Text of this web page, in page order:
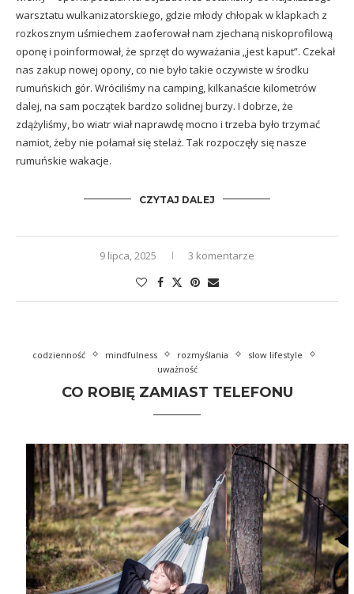
warsztatu wulkanizatorskiego, gdzie młody chłopak w klapkach z
rozkosznym uśmiechem zaoferował nam zjechaną niskoprofilową
oponę i poinformował, że sprzęt do wyważania „jest kaput”. Czekał
nas zakup nowej opony, co nie było takie oczywiste w środku
rumuńskich gór. Wróciliśmy na camping, kilkanaście kilometrów
dalej, na sam początek bardzo solidnej burzy. I dobrze, że
zdążyliśmy, bo wiatr wiał naprawdę mocno i trzeba było trzymać
namiot, żeby nie połamał się stelaż. Tak rozpoczęły się nasze
rumuńskie wakacje.
CZYTAJ DALEJ
9 lipca, 2025 3 komentarze
codzienność mindfulness rozmyślania
slow lifestyle
uważność
CO ROBIĘ ZAMIAST TELEFONU